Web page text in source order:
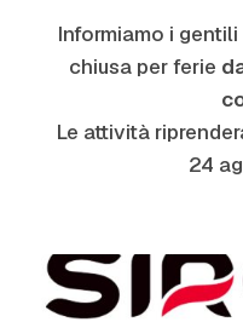
Informiamo i
chiusa per ferie
Le attività
24